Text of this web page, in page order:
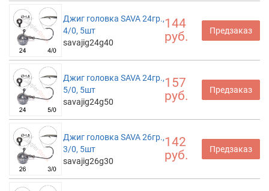
Джиг головка SAVA 24гр.,
4/0, 5шт
savajig24g40
144
руб.
Предзаказ
Джиг головка SAVA 24гр.,
5/0, 5шт
savajig24g50
157
руб.
Предзаказ
Джиг головка SAVA 26гр.,
3/0, 5шт
savajig26g30
142
руб.
Предзаказ